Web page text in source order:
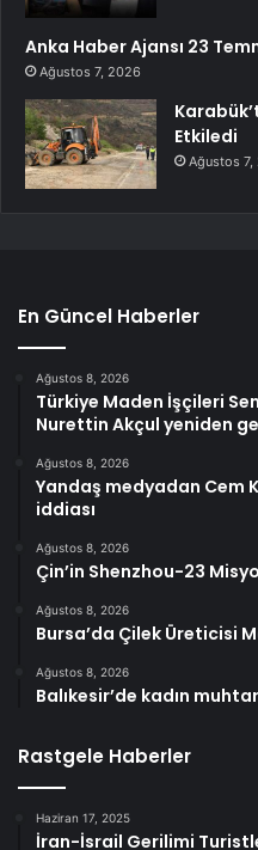
Anka Haber Ajansı 23
Ağustos 7, 2026
Etkiledi
Ağustos 7,
En Güncel Haberler
Ağustos 8, 2026
Türkiye Maden İşçileri
Nurettin Akçul yeniden
Ağustos 8, 2026
Yandaş medyadan Cem
iddiası
Ağustos 8, 2026
Çin’in Shenzhou-23
Ağustos 8, 2026
Bursa’da Çilek Üreticisi
Ağustos 8, 2026
Balıkesir’de kadın
Rastgele Haberler
Haziran 17, 2025
İran-İsrail Gerilimi